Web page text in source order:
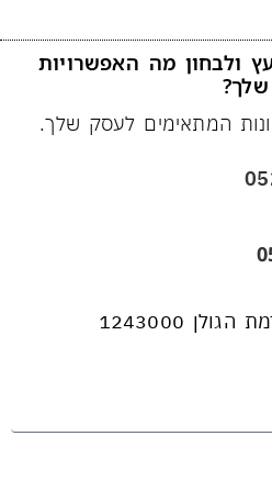
ולבחון מה האפשרויות
שלך?
המתאימים לעסק שלך.